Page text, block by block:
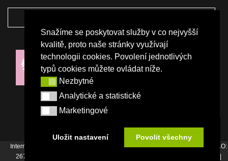
Snažíme se poskytovat služby v co nejvyšší
kvalitě, proto naše stránky využívají
technologii cookies. Povolení jednotlivých
typů cookies můžete ovládat níže.
NezbytnéNezbytné
Analytické a statistické
Analytické a statistické
Marketingové
Marketingové
Uložit nastavení Povolit všechny
NAŠI PARTNEŘI
Internetový magazín Žena v autě vydává vydavatelství Srdce Evropy s.r.o., IČO:
26744007, Bořivojova 17, Praha 3, Tel. : +420 222 726 364 |